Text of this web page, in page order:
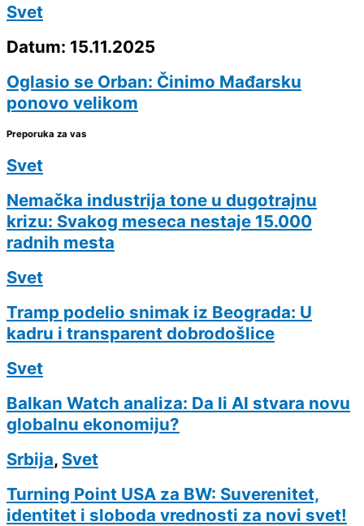
Svet
Datum: 15.11.2025
Oglasio se Orban: Činimo Mađarsku
ponovo velikom
Preporuka za vas
Svet
Nemačka industrija tone u dugotrajnu
krizu: Svakog meseca nestaje 15.000
radnih mesta
Svet
Tramp podelio snimak iz Beograda: U
kadru i transparent dobrodošlice
Svet
Balkan Watch analiza: Da li AI stvara novu
globalnu ekonomiju?
Srbija, Svet
Turning Point USA za BW: Suverenitet,
identitet i sloboda vrednosti za novi svet!